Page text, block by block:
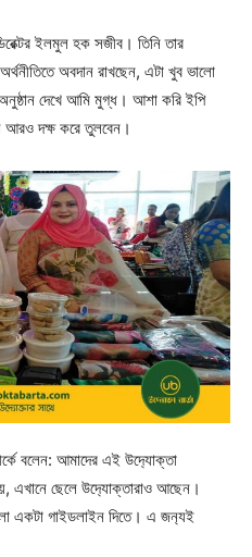
ইলমুল হক সজীব। তিনি তার
অবদান রাখছেন, এটা খুব ভালো
দেখে আমি মুগ্ধ। আশা করি ইপি
আরও দক্ষ করে তুলবেন।
বলেন: আমাদের এই উদ‍্যোক্তা
এখানে ছেলে উদ‍্যোক্তারাও আছেন।
একটা গাইডলাইন দিতে। এ জন‍্যই